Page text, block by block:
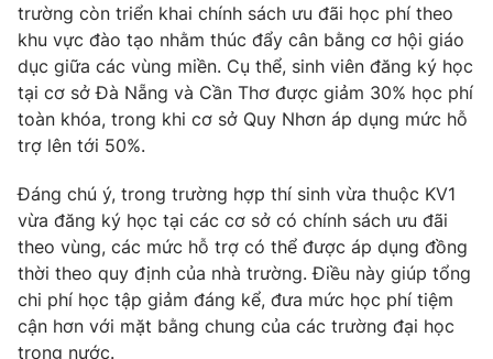
VTV Money VTV Thể thao
VTV Sức khoẻ Bất động sản
Thị trường 24h
VTV4 Vươn mình bằng AI
VTV9 VTV8
Liên hệ tòa soạn
trường còn triển khai chính sách ưu đãi học phí theo
khu vực đào tạo nhằm thúc đẩy cân bằng cơ hội giáo
dục giữa các vùng miền. Cụ thể, sinh viên đăng ký học
tại cơ sở Đà Nẵng và Cần Thơ được giảm 30% học phí
toàn khóa, trong khi cơ sở Quy Nhơn áp dụng mức hỗ
trợ lên tới 50%.
Đáng chú ý, trong trường hợp thí sinh vừa thuộc KV1
vừa đăng ký học tại các cơ sở có chính sách ưu đãi
theo vùng, các mức hỗ trợ có thể được áp dụng đồng
thời theo quy định của nhà trường. Điều này giúp tổng
chi phí học tập giảm đáng kể, đưa mức học phí tiệm
cận hơn với mặt bằng chung của các trường đại học
trong nước.